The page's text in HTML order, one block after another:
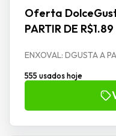
Oferta
PARTIR DE R$1.89
ENXOVAL: DGUSTA A
555 usados hoje